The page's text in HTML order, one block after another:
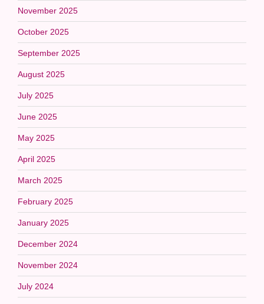
November 2025
October 2025
September 2025
August 2025
July 2025
June 2025
May 2025
April 2025
March 2025
February 2025
January 2025
December 2024
November 2024
July 2024